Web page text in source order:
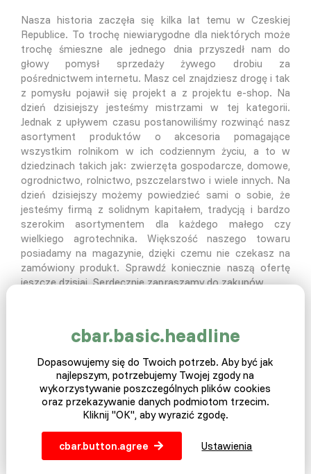
Nasza historia zaczęła się kilka lat temu w Czeskiej
Republice. To trochę niewiarygodne dla niektórych może
trochę śmieszne ale jednego dnia przyszedł nam do
głowy pomysł sprzedaży żywego drobiu za
pośrednictwem internetu. Masz cel znajdziesz drogę i tak
z pomysłu pojawił się projekt a z projektu e-shop. Na
dzień dzisiejszy jesteśmy mistrzami w tej kategorii.
Jednak z upływem czasu postanowiliśmy rozwinąć nasz
asortyment produktów o akcesoria pomagające
wszystkim rolnikom w ich codziennym życiu, a to w
dziedzinach takich jak: zwierzęta gospodarcze, domowe,
ogrodnictwo, rolnictwo, pszczelarstwo i wiele innych. Na
dzień dzisiejszy możemy powiedzieć sami o sobie, że
jesteśmy firmą z solidnym kapitałem, tradycją i bardzo
szerokim asortymentem dla każdego małego czy
wielkiego agrotechnika. Większość naszego towaru
posiadamy na magazynie, dzięki czemu nie czekasz na
zamówiony produkt. Sprawdź koniecznie naszą ofertę
jeszcze dzisiaj. Serdecznie zapraszamy do zakupów.
O zakupie
dzisiejszych czasach pełnych oszustw i kłamstw ciężko
się zorientować na rynku komu wierzyc a komu nie. Z
nami się bać nie musisz. Jesteśmy rodzinną firmą z
tradycjami działającą na europejskiej scenie od kilku lat.
Oferowany przez nas asortyment w większości jest
dostępny na magazynie i wysyłany jest do Ciebie w trybie
natychmiastwoym. Płatności są zabezpieczone przez
cbar.basic.headline
Dopasowujemy się do Twoich potrzeb. Aby być jak
najlepszym, potrzebujemy Twojej zgody na
wykorzystywanie poszczególnych plików cookies
oraz przekazywanie danych podmiotom trzecim.
Kliknij "OK", aby wyrazić zgodę.
cbar.button.agree Ustawienia